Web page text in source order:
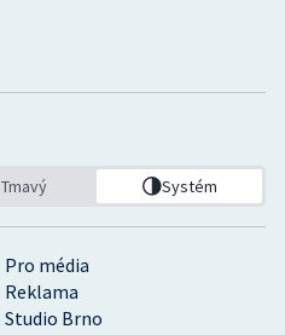
Pro média
Reklama
Studio Brno
Tmavý Systém